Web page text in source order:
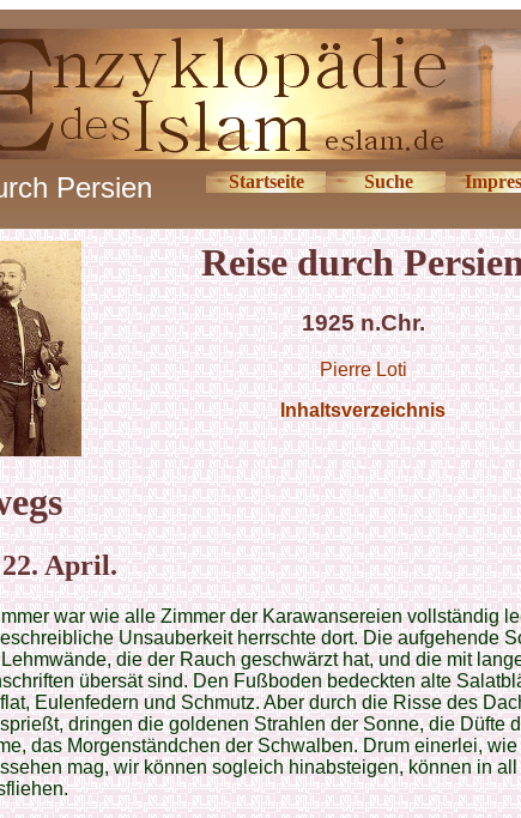
Persien Startseite Suche
Reise durch
1925 n.Chr.
Pierre Loti
Inhaltsverzeichnis
April.
war wie alle Zimmer der Karawansereien vollständig
Unsauberkeit herrschte dort. Die aufgehende
die der Rauch geschwärzt hat, und die mit
übersät sind. Den Fußboden bedeckten alte
Eulenfedern und Schmutz. Aber durch die Risse des
dringen die goldenen Strahlen der Sonne, die Düfte
das Morgenständchen der Schwalben. Drum einerlei,
mag, wir können sogleich hinabsteigen, können in